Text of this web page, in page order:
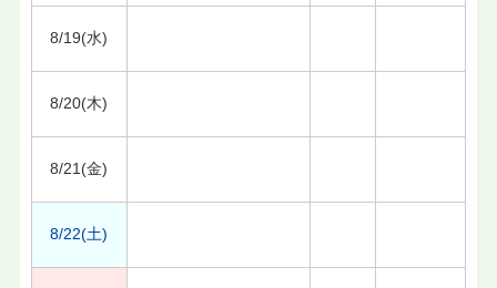
8/19(水)
8/20(木)
8/21(金)
8/22(土)